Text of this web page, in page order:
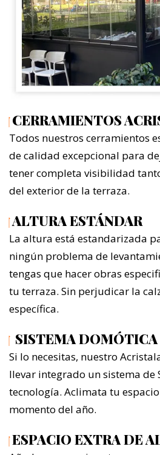
CERRAMIENTOS
Todos nuestros cerramientos
de calidad excepcional para
tener completa visibilidad
del exterior de la terraza.
ALTURA ESTÁNDAR
La altura está estandarizada
ningún problema de
tengas que hacer obras
tu terraza. Sin perjudicar la
específica.
SISTEMA DOMÓTICA
Si lo necesitas, nuestro
llevar integrado un sistema de
tecnología. Aclimata tu
momento del año.
ESPACIO EXTRA DE